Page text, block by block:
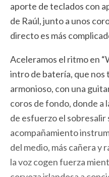
aporte de teclados con
de Raúl, junto a unos
directo es más
Aceleramos el ritmo en
intro de batería, que nos
armonioso, con una
coros de fondo, donde a
de esfuerzo el sobresalir
acompañamiento
del medio, más cañera y
la voz cogen fuerza